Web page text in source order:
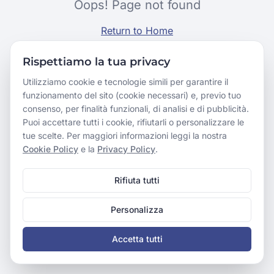
Oops! Page not found
Return to Home
Rispettiamo la tua privacy
Utilizziamo cookie e tecnologie simili per garantire il
funzionamento del sito (cookie necessari) e, previo tuo
consenso, per finalità funzionali, di analisi e di pubblicità.
Puoi accettare tutti i cookie, rifiutarli o personalizzare le
tue scelte. Per maggiori informazioni leggi la nostra
Cookie Policy e la Privacy Policy.
Rifiuta tutti
Personalizza
Accetta tutti